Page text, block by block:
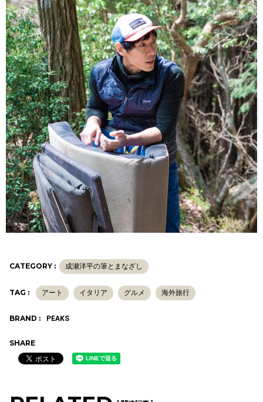
CATEGORY : 成瀬洋平の筆とまなざし
TAG : アート イタリア グルメ 海外旅行
BRAND : PEAKS
SHARE